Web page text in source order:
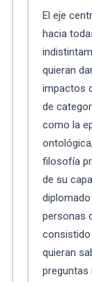
El eje
hacia
quieran
impactos
de
como la
filosofía
de su
personas
consistido
quieran
preguntas